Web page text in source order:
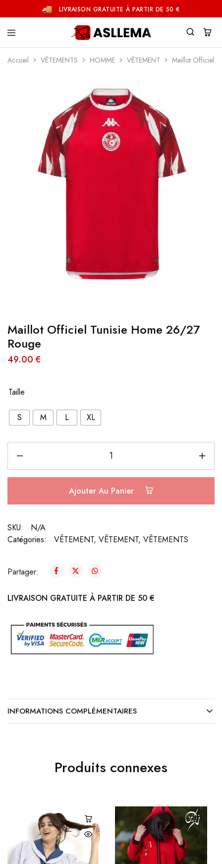
LIVRAISON GRATUITE À PARTIR DE 50 €
Accueil VÊTEMENTS HOMME VÊTEMENT Maillot Officiel
Maillot Officiel Tunisie Home 26/27
Rouge
49.00 €
Taille
S M L XL
Ajouter Au Panier
SKU:
N/A
Catégories:
VÊTEMENT, VÊTEMENT, VÊTEMENTS
Partager:
LIVRAISON GRATUITE À PARTIR DE 50 €
INFORMATIONS COMPLÉMENTAIRES
Produits connexes